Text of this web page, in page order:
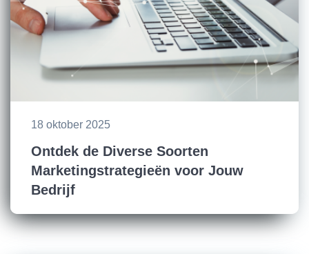
18 oktober 2025
Ontdek de Diverse Soorten
Marketingstrategieën voor Jouw
Bedrijf